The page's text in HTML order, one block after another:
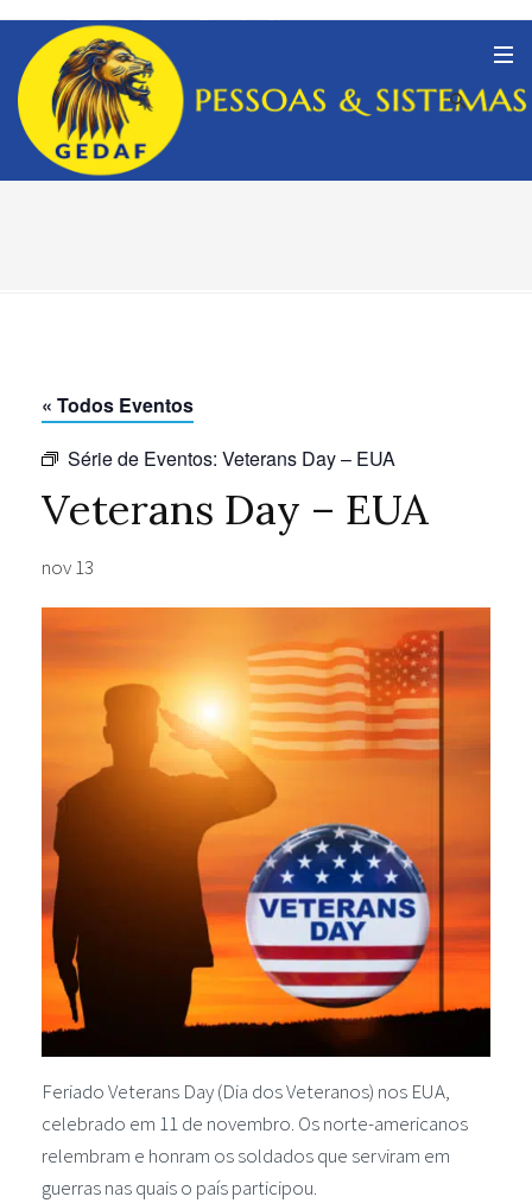
« Todos Eventos
Série de Eventos: Veterans Day – EUA
Veterans Day – EUA
nov 13
Feriado Veterans Day (Dia dos Veteranos) nos EUA,
celebrado em 11 de novembro. Os norte-americanos
relembram e honram os soldados que serviram em
guerras nas quais o país participou.